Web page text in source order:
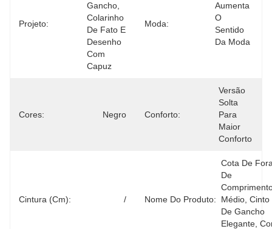
Projeto:
Gancho,
Colarinho
De Fato E
Desenho
Com
Capuz
Moda:
Aumenta
O
Sentido
Da Moda
Cores: Negro Conforto:
Versão
Solta
Para
Maior
Conforto
Cintura (cm): / Nome Do Produto:
Cota De
De
Médio, Cinto
De Gancho
Elegante,